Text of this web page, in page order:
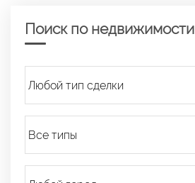
Поиск по недвижимости